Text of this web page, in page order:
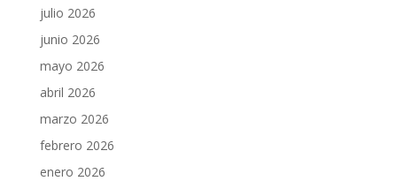
julio 2026
junio 2026
mayo 2026
abril 2026
marzo 2026
febrero 2026
enero 2026